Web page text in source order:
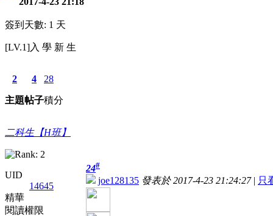
簽到天數: 1 天
[LV.1]入 學 新 生
2
主題
4
帖子
28
積分
二科生【H班】
UID
14645
精華
閱讀權限
24#
joe128135 發表於 2017-4-23 21:24:27 | 只